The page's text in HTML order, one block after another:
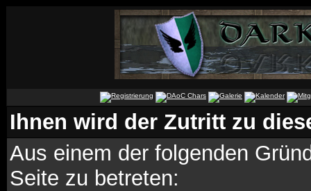
Ihnen wird der Zutritt zu
Aus einem der folgenden
Seite zu betreten: